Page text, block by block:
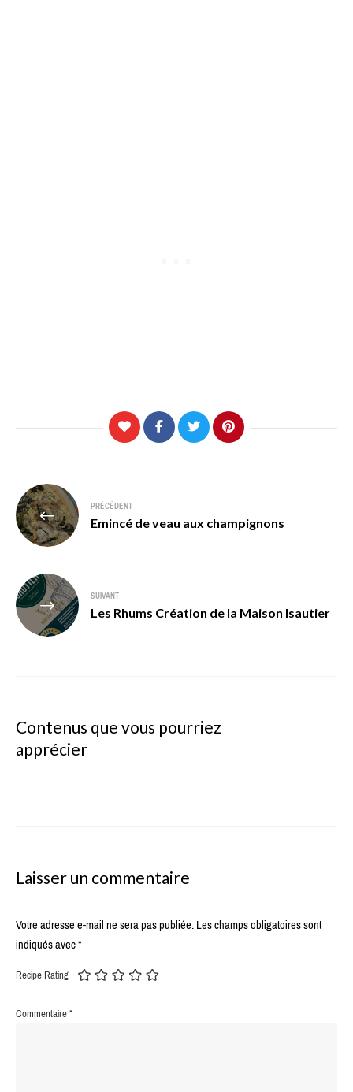
Navigation
de
l’article
PRÉCÉDENT
Emincé de veau aux champignons
SUIVANT
Les Rhums Création de la Maison Isautier
Contenus que vous pourriez
apprécier
Laisser un commentaire
Votre adresse e-mail ne sera pas publiée.Les champs obligatoires sont
indiqués avec*
Recipe Rating
Commentaire*